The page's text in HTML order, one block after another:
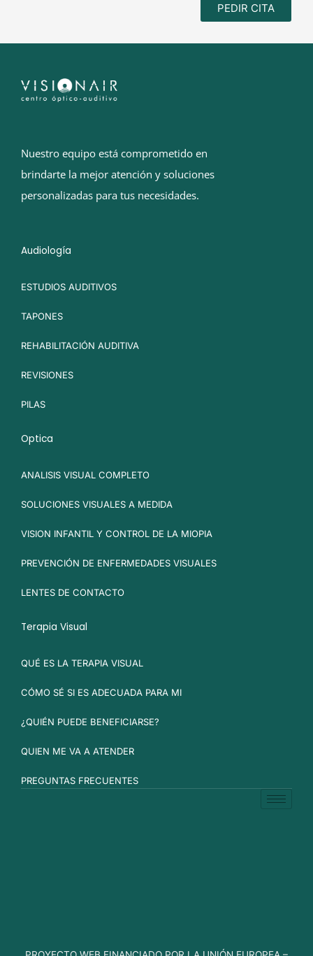
PEDIR CITA
Nuestro equipo está comprometido en
brindarte la mejor atención y soluciones
personalizadas para tus necesidades.
Audiología
ESTUDIOS AUDITIVOS
TAPONES
REHABILITACIÓN AUDITIVA
REVISIONES
PILAS
Optica
ANALISIS VISUAL COMPLETO
SOLUCIONES VISUALES A MEDIDA
VISION INFANTIL Y CONTROL DE LA MIOPIA
PREVENCIÓN DE ENFERMEDADES VISUALES
LENTES DE CONTACTO
Terapia Visual
QUÉ ES LA TERAPIA VISUAL
CÓMO SÉ SI ES ADECUADA PARA MI
¿QUIÉN PUEDE BENEFICIARSE?
QUIEN ME VA A ATENDER
PREGUNTAS FRECUENTES